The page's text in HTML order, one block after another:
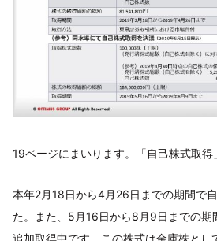
19ページにまいります。「自己株式取得
本年2月18日から4月26日までの期間で
た。また、5月16日から8月9日までの期
追加取得中です。この株式は金庫株とし